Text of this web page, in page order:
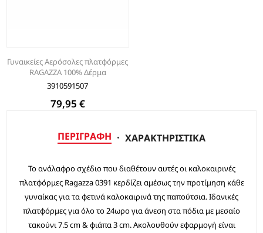
Γυναικείες Αερόσολες πλατφόρμες
RAGAZZA 100% Δέρμα
3910591507
79,95 €
ΠΕΡΙΓΡΑΦΉ ΧΑΡΑΚΤΗΡΙΣΤΙΚΆ
Το ανάλαφρο σχέδιο που διαθέτουν αυτές οι καλοκαιρινές
πλατφόρμες Ragazza 0391 κερδίζει αμέσως την προτίμηση κάθε
γυναίκας για τα φετινά καλοκαιρινά της παπούτσια. Ιδανικές
πλατφόρμες για όλο το 24ωρο για άνεση στα πόδια με μεσαίο
τακούνι 7.5 cm & φιάπα 3 cm. Ακολουθούν εφαρμογή είναι